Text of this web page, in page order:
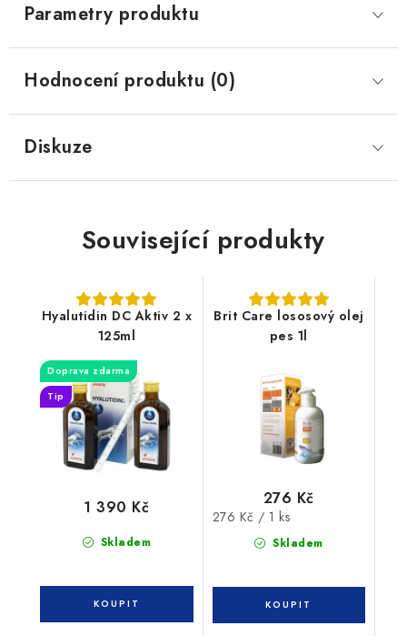
Parametry produktu
Hodnocení produktu (0)
Diskuze
Související produkty
Hyalutidin DC Aktiv 2 x
125ml
Doprava zdarma
Tip
Skladem
1 390 Kč
Brit Care lososový olej
pes 1l
Skladem
276 Kč
Měrná
276 Kč / 1 ks